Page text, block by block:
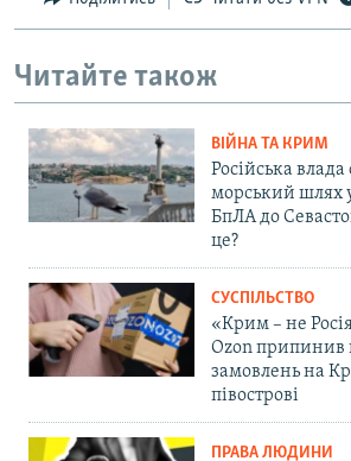
Читайте також
ВІЙНА ТА КРИМ
Російська
морський шлях
БпЛА до
це?
СУСПІЛЬСТВО
«Крим – не
Ozon
замовлень на
півострові
ПРАВА ЛЮДИНИ